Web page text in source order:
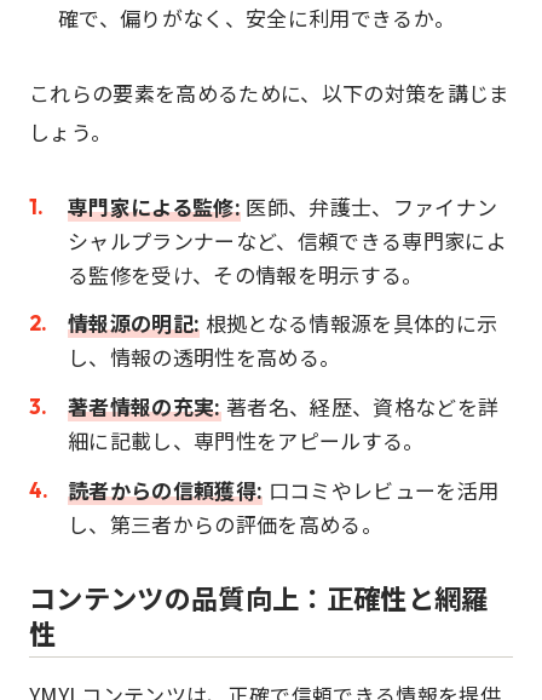
確で、偏りがなく、安全に利用できるか。
これらの要素を高めるために、以下の対策を講じま
しょう。
専門家による監修: 医師、弁護士、ファイナン
シャルプランナーなど、信頼できる専門家によ
る監修を受け、その情報を明示する。
情報源の明記: 根拠となる情報源を具体的に示
し、情報の透明性を高める。
著者情報の充実:著者名、経歴、資格などを詳
細に記載し、専門性をアピールする。
読者からの信頼獲得: 口コミやレビューを活用
し、第三者からの評価を高める。
コンテンツの品質向上：正確性と網羅
性